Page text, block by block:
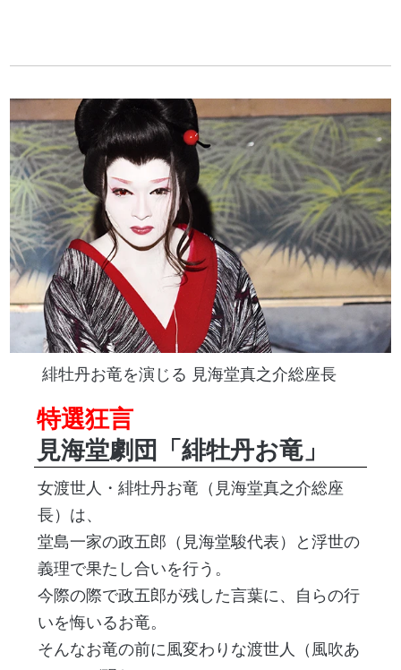
緋牡丹お竜を演じる 見海堂真之介総座長
特選狂言
見海堂劇団「緋牡丹お竜」
女渡世人・緋牡丹お竜（見海堂真之介総座
長）は、
堂島一家の政五郎（見海堂駿代表）と浮世の
義理で果たし合いを行う。
今際の際で政五郎が残した言葉に、自らの行
いを悔いるお竜。
そんなお竜の前に風変わりな渡世人（風吹あ